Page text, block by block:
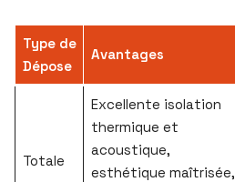
Type de
Dépose
Avantages
Totale
Excellente isolation
thermique et
acoustique,
esthétique maîtrisée,